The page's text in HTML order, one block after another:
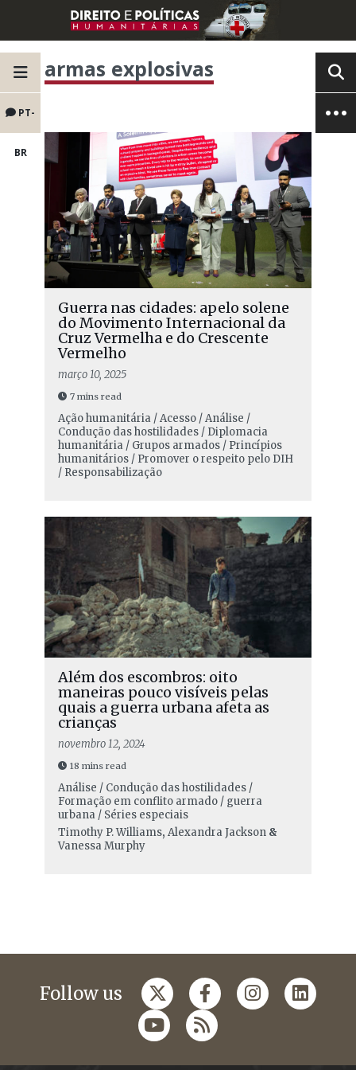
PT-
BR
armas explosivas
Guerra nas cidades: apelo solene
do Movimento Internacional da
Cruz Vermelha e do Crescente
Vermelho
março 10, 2025
7 mins read
Ação humanitária / Acesso / Análise /
Condução das hostilidades / Diplomacia
humanitária / Grupos armados / Princípios
humanitários / Promover o respeito pelo DIH
/ Responsabilização
Além dos escombros: oito
maneiras pouco visíveis pelas
quais a guerra urbana afeta as
crianças
novembro 12, 2024
18 mins read
Análise / Condução das hostilidades /
Formação em conflito armado / guerra
urbana / Séries especiais
Timothy P. Williams, Alexandra Jackson&
Vanessa Murphy
Follow us